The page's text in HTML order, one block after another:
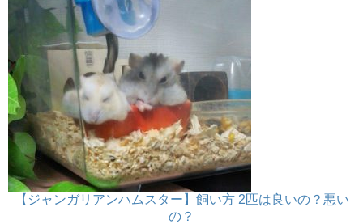
【ジャンガリアンハムスター】飼い方 2匹は良いの？悪い
の？